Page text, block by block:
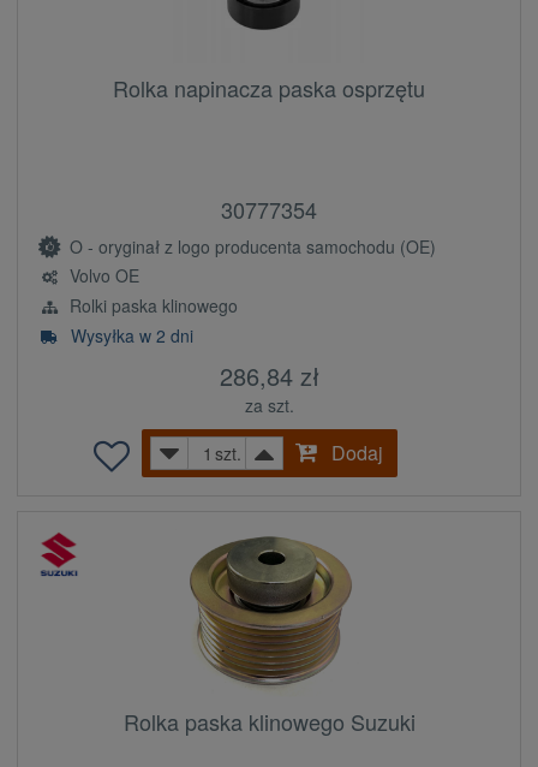
Rolka napinacza paska osprzętu
30777354
O - oryginał z logo producenta samochodu (OE)
Volvo OE
Rolki paska klinowego
Wysyłka w 2 dni
286,84 zł
za szt.
szt.
Dodaj
Rolka paska klinowego Suzuki